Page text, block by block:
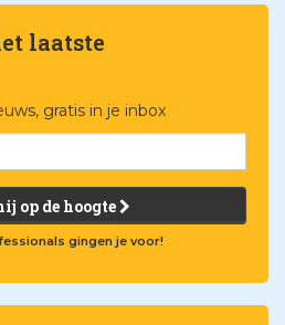
laatste
gratis in je inbox
op de hoogte
gingen je voor!